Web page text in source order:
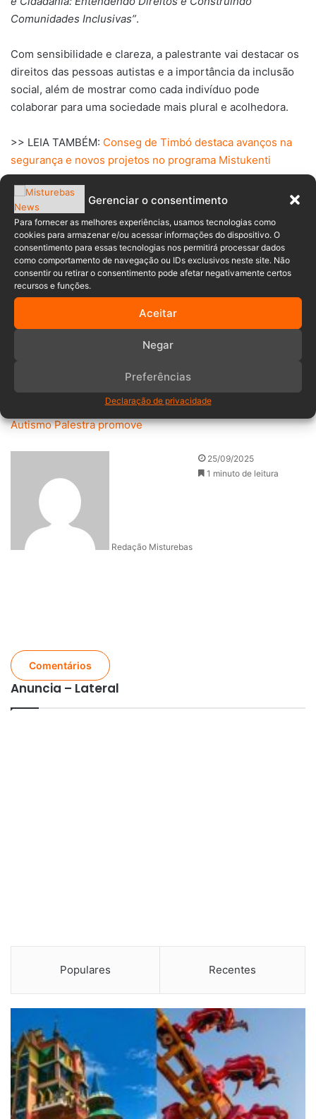
Gerenciar o consentimento
Para fornecer as melhores experiências, usamos tecnologias como
cookies para armazenar e/ou acessar informações do dispositivo. O
consentimento para essas tecnologias nos permitirá processar dados
como comportamento de navegação ou IDs exclusivos neste site. Não
consentir ou retirar o consentimento pode afetar negativamente certos
recursos e funções.
Aceitar
Negar
Preferências
Declaração de privacidade
Comunidades Inclusivas”.
Com sensibilidade e clareza, a palestrante vai destacar os
direitos das pessoas autistas e a importância da inclusão
social, além de mostrar como cada indivíduo pode
colaborar para uma sociedade mais plural e acolhedora.
>> LEIA TAMBÉM: Conseg de Timbó destaca avanços na
segurança e novos projetos no programa Mistukenti
O encontro integra as ações da Educação Especial e
Inclusiva da Secretaria Municipal de Educação de Timbó,
reafirmando o papel do município no incentivo à
valorização da diversidade e na promoção da cidadania.
Serviço
📍 Local: Teatro do Centro Integrado de Cultura (CIC),
Autismo Palestra promove
Redação Misturebas
25/09/2025
1 minuto de leitura
Comentários
Anuncia – Lateral
Populares Recentes